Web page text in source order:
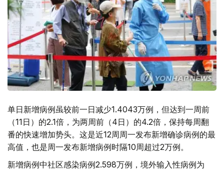
单日新增病例虽较前一日减少1.4043万例，但达到一周前
（11日）的2.1倍，为两周前（4日）的4.2倍，保持每周翻
番的快速增加势头。这是近12周周一发布新增确诊病例的最
高值，也是周一发布新增病例时隔10周超过2万例。
新增病例中社区感染病例2.598万例，境外输入性病例为